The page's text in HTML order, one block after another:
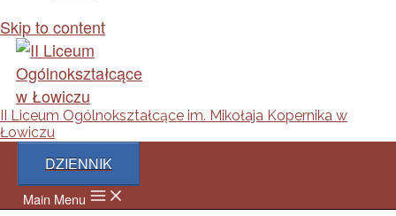
Skip to content
II Liceum Ogólnokształcące im. Mikołaja Kopernika w
Łowiczu
DZIENNIK
Main Menu